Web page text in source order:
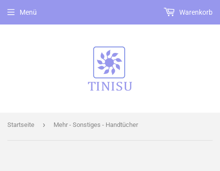
Menü Warenkorb
Startseite › Mehr - Sonstiges - Handtücher